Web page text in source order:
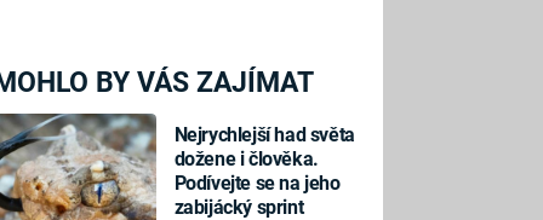
BY VÁS ZAJÍMAT
Nejrychlejší had světa
dožene i člověka.
Podívejte se na jeho
zabijácký sprint